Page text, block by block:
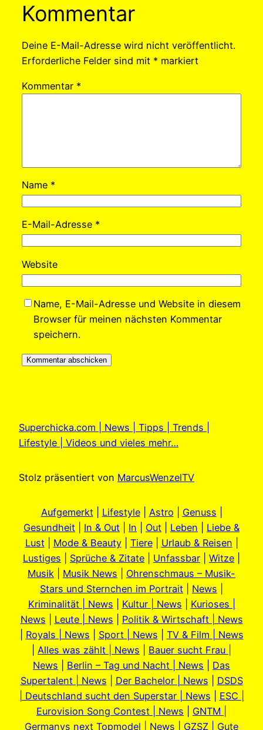
Kommentar
Deine E-Mail-Adresse wird nicht veröffentlicht.
Erforderliche Felder sind mit * markiert
Kommentar *
Name *
E-Mail-Adresse *
Website
Name, E-Mail-Adresse und Website in diesem
Browser für meinen nächsten Kommentar
speichern.
Superchicka.com | News | Tipps | Trends |
Lifestyle | Videos und vieles mehr…
Stolz präsentiert von MarcusWenzelTV
Aufgemerkt| Lifestyle| Astro Genuss
Gesundheit
In & Out In Out Leben
Liebe &
Lust| Mode & Beauty| Tiere| Urlaub & Reisen
Lustiges
Sprüche & Zitate Unfassbar Witze
Musik
Musik News
Ohrenschmaus – Musik-
Stars und Sternchen im Portrait
News
Kriminalität | News
Kultur | News
Kurioses |
News
Leute | News
Politik & Wirtschaft | News
Royals | News Sport | News
TV & Film | News
Alles was zählt | News
Bauer sucht Frau |
News
Berlin – Tag und Nacht | News
Das
Supertalent | News
Der Bachelor | News
DSDS
| Deutschland sucht den Superstar | News
ESC |
Eurovision Song Contest | News
GNTM |
Germanys next Topmodel | News
GZSZ | Gute